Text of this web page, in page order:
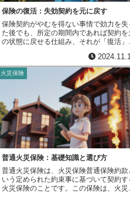
約への加入を検討することをお勧めしま
す。特約の種類や補償内容をよく確認し
ご自身の状況やニーズに合った補償を選
ましょう。
めるだけでも手間がかかり、時間もかか
要な書類を減らし、手続きを簡素化する
とで、手続きにかかる時間を大幅に短縮
ています。このサービスを利用すること
で、事故にあった人はより早く保険金を
け取ることができ、経済的な負担を早く
くすることができます。修理工場への支
いもスムーズになり、精神的な負担も軽
されます。また、代車の費用についても
く精算できるため、安心して代車を利用
ることができます。保険会社にとっても
このサービスはメリットがあります。手
きが簡単になることで、担当者の仕事量
減り、他の業務に時間を割くことができ
ようになります。また、迅速な対応は顧
満足度向上にも繋がり、会社の信頼にも
がります。このように、物損事故の迅速
解決は、事故にあった人と保険会社の双
にとって大きな利益となるのです。
保険の復活：失効契約を元に戻す
保険契約がやむを得ない事情で効力を失
た後でも、所定の期間内であれば契約を
の状態に戻せる仕組み、それが「復活」
な金銭的な苦境で支払いが滞ってしまっ
場合でも、すぐに諦める必要はありませ
ん。復活という制度を活用すれば、以前
ほぼ同じ条件で保障を再開することが可
です。ただし、復活にはいくつかの要件
あり、それらを満たさなければなりませ
ん。失効期間中の保険料の精算はもちろ
のこと、改めての健康診断や告知が必要
なる場合があります。また、保険会社に
っては、滞納期間分の利子を支払うケー
もあります。具体的には、まず失効期間
に発生した保険料を支払う必要がありま
す。これは当然のことですが、金額が大
くなっている可能性もあるので、事前に
認が必要です。次に、健康状態に関する
診査や告知が必要となる場合があります
火災保険
普通火災保険：基礎知識と選び方
普通火災保険は、火災保険普通保険約款
いう定められた約束事に基づいて契約す
火災保険のことです。この保険は、火災